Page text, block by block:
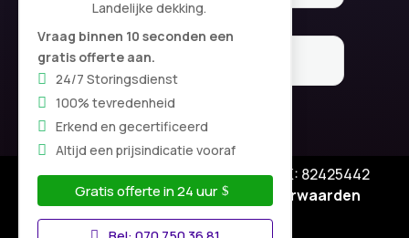
Landelijke dekking.
Vraag binnen 10 seconden een
gratis offerte aan.
24/7 Storingsdienst
100% tevredenheid
Erkend en gecertificeerd
Altijd een prijsindicatie vooraf
Gratis offerte in 24 uur
© Copyright SA Elektro Experts - KVK: 82425442
Privacyverklaring|Algemene voorwaarden
Disclaimer–